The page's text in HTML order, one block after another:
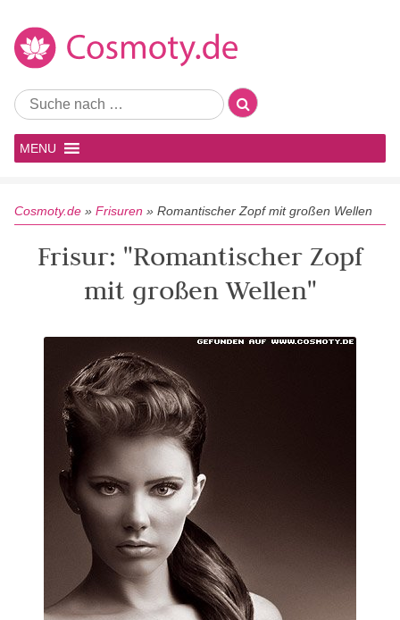
MENU
Cosmoty.de » Frisuren » Romantischer Zopf mit großen Wellen
Frisur: "Romantischer Zopf
mit großen Wellen"